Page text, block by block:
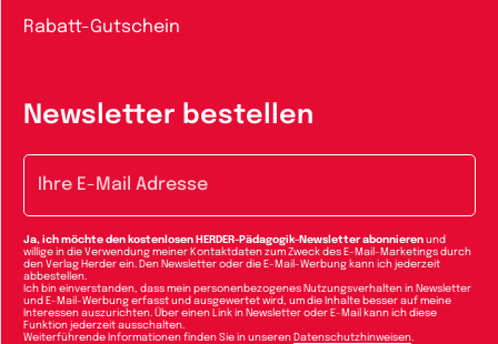
Rabatt-Gutschein
Newsletter bestellen
Ja, ich möchte den kostenlosen HERDER-Pädagogik-Newsletter abonnieren und
willige in die Verwendung meiner Kontaktdaten zum Zweck des E-Mail-Marketings durch
den Verlag Herder ein. Den Newsletter oder die E-Mail-Werbung kann ich jederzeit
abbestellen.
Ich bin einverstanden, dass mein personenbezogenes Nutzungsverhalten in Newsletter
und E-Mail-Werbung erfasst und ausgewertet wird, um die Inhalte besser auf meine
Interessen auszurichten. Über einen Link in Newsletter oder E-Mail kann ich diese
Funktion jederzeit ausschalten.
Weiterführende Informationen finden Sie in unseren Datenschutzhinweisen